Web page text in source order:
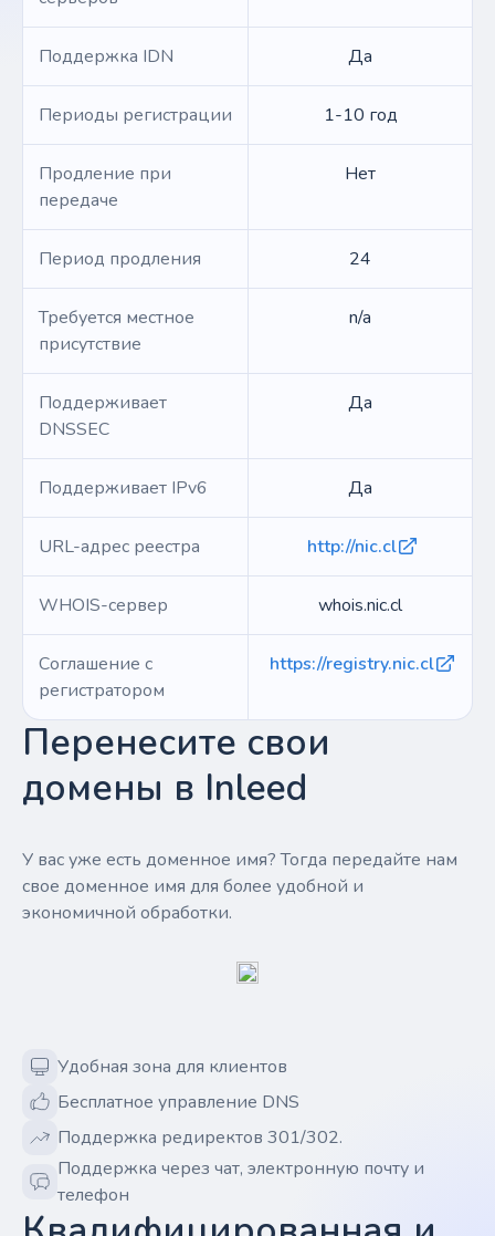
Поддержка IDN Да
Периоды регистрации 1-10 год
Продление при
передаче
Нет
Период продления 24
Требуется местное
присутствие
n/a
Поддерживает
DNSSEC
Да
Поддерживает IPv6 Да
URL-адрес реестра http://nic.cl
WHOIS-сервер whois.nic.cl
Соглашение с
регистратором
https://registry.nic.cl
Перенесите свои
домены в Inleed
У вас уже есть доменное имя? Тогда передайте нам
свое доменное имя для более удобной и
экономичной обработки.
Удобная зона для клиентов
Бесплатное управление DNS
Поддержка редиректов 301/302.
Поддержка через чат, электронную почту и
телефон